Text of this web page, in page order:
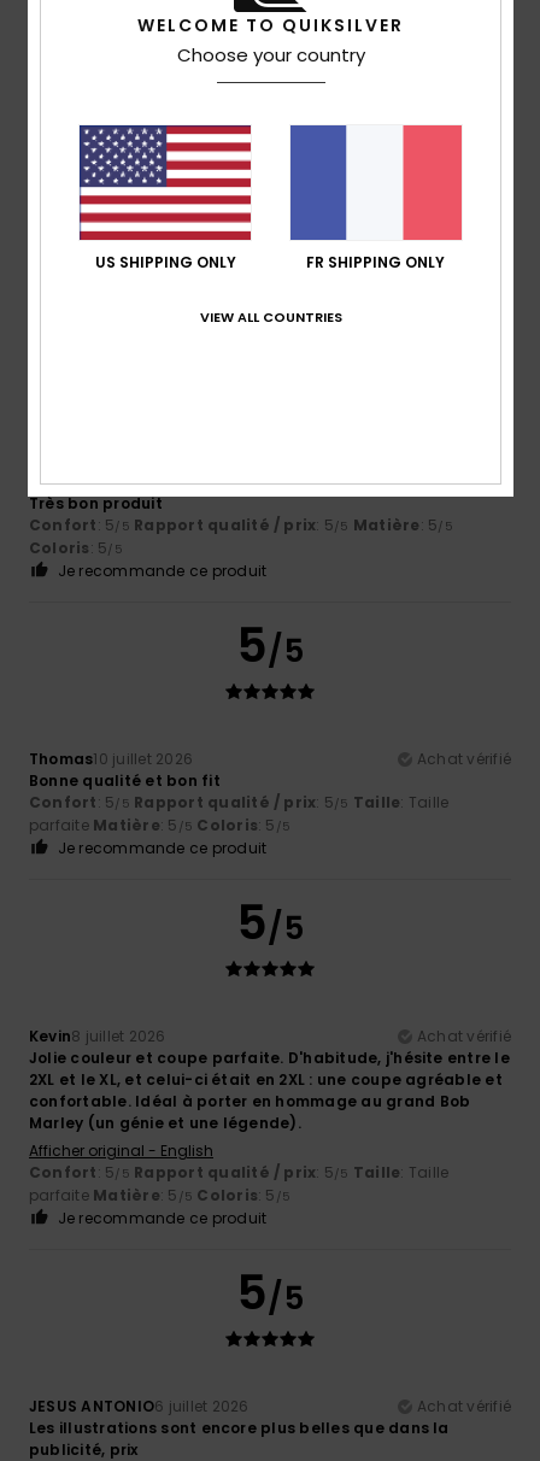
Je recommande ce produit
5/5
12 juillet 2026
Bonne qualité du tissu et "Bob Marley"
Matière: 5/5 Coloris
Thomas10 juillet 2026
Achat vérifié
Très bon produit
Confort: 5/5 Rapport qualité / prix: 5/5 Matière: 5/5
Coloris: 5/5
Je recommande ce produit
5/5
Thomas10 juillet 2026
Achat vérifié
Bonne qualité et bon fit
Confort: 5/5 Rapport qualité / prix: 5/5 Taille: Taille
parfaite Matière: 5 /5 Coloris: 5 /5
Je recommande ce produit
5/5
Kevin8 juillet 2026
Achat vérifié
Jolie couleur et coupe parfaite. D'habitude, j'hésite entre le
2XL et le XL, et celui-ci était en 2XL : une coupe agréable et
confortable. Idéal à porter en hommage au grand Bob
Marley (un génie et une légende).
Afficher original - English
Confort: 5/5 Rapport qualité / prix: 5/5 Taille: Taille
parfaite Matière: 5 /5 Coloris: 5 /5
Je recommande ce produit
5/5
JESUS ANTONIO6 juillet 2026
Achat vérifié
Les illustrations sont encore plus belles que dans la
publicité, prix
WELCOME TO QUIKSILVER
Choose your country
US SHIPPING ONLY FR SHIPPING ONLY
VIEW ALL COUNTRIES